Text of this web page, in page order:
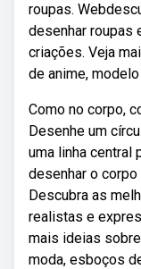
roupas.
desenhar roupas
criações. Veja
de anime,
Como no corpo,
Desenhe um
uma linha central
desenhar o
Descubra as
realistas e
mais ideias
moda, esboços